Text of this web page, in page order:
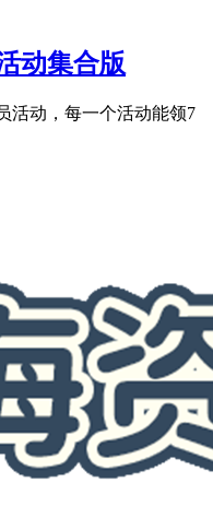
动集合版
活动，每一个活动能领7